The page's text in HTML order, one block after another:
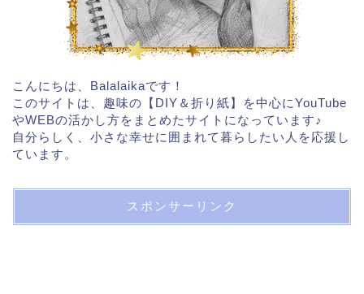
こんにちは、Balalaikaです！
このサイトは、趣味の【DIY＆折り紙】を中心にYouTube
やWEBの活かし方をまとめたサイトになっています♪
自分らしく、小さな幸せに囲まれて暮らしたい人を応援し
ています。
スポンサーリンク